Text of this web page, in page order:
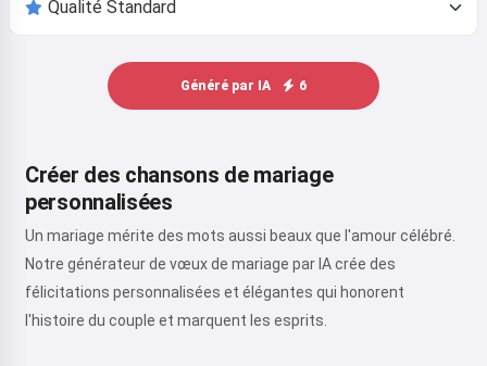
Généré par IA 6
Créer des chansons de mariage
personnalisées
Un mariage mérite des mots aussi beaux que l'amour célébré.
Notre générateur de vœux de mariage par IA crée des
félicitations personnalisées et élégantes qui honorent
l'histoire du couple et marquent les esprits.